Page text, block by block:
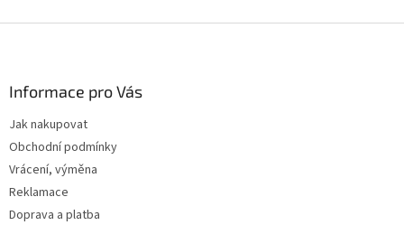
Informace pro Vás
Jak nakupovat
Obchodní podmínky
Vrácení, výměna
Reklamace
Doprava a platba